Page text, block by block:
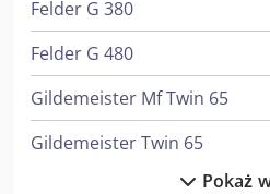
Felder G 380
Felder G 480
Gildemeister Mf Twin 65
Gildemeister Twin 65
Pokaż